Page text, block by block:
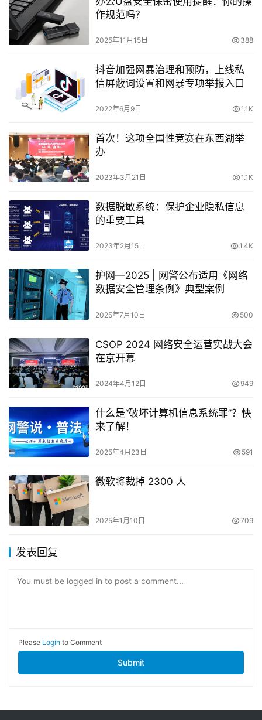
作规范吗？
2025年11月15日 388
抖音加强网暴治理和预防，上线私
信屏蔽词设置和网暴专项举报入口
2022年6月9日 1.1K
首次！这项全国性竞赛在东西湖举
办
2023年3月21日 1.1K
数据脱敏系统：保护企业隐私信息
的重要工具
2023年2月15日 1.4K
护网—2025 | 网警公布适用《网络
数据安全管理条例》典型案例
2025年7月10日 500
CSOP 2024 网络安全运营实战大会
在京开幕
2024年4月12日 949
什么是“破坏计算机信息系统罪”？快
来了解！
2025年4月23日 591
微软将裁掉 2300 人
2025年1月10日 709
发表回复
You must be logged in to post a comment...
Please Login to Comment
Submit